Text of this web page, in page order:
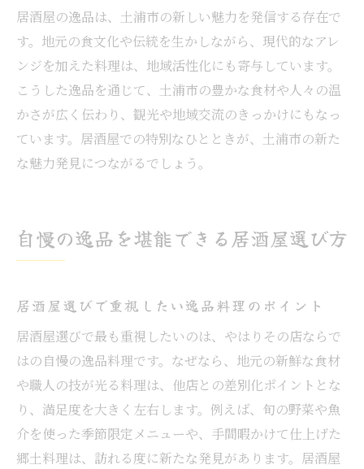
居酒屋のおしゃれ空間が人気の理由とは
美味しい逸品とともに味わうおしゃれ体験
居酒屋でSNS映えするひとときを満喫する
おしゃれ空間の居酒屋選びのポイント
コスパ抜群の居酒屋を探すならこの方法
コスパ重視で選ぶ土浦市の居酒屋術を解説
土浦/居酒屋安いお店の選び方とポイント
ランキング活用でコスパ抜群の居酒屋探し
居酒屋の逸品は、土浦市の新しい魅力を発信する存在で
す。地元の食文化や伝統を生かしながら、現代的なアレ
ンジを加えた料理は、地域活性化にも寄与しています。
こうした逸品を通じて、土浦市の豊かな食材や人々の温
かさが広く伝わり、観光や地域交流のきっかけにもなっ
ています。居酒屋での特別なひとときが、土浦市の新た
な魅力発見につながるでしょう。
自慢の逸品を堪能できる居酒屋選び方
居酒屋選びで重視したい逸品料理のポイント
居酒屋選びで最も重視したいのは、やはりその店ならで
はの自慢の逸品料理です。なぜなら、地元の新鮮な食材
や職人の技が光る料理は、他店との差別化ポイントとな
り、満足度を大きく左右します。例えば、旬の野菜や魚
介を使った季節限定メニューや、手間暇かけて仕上げた
郷土料理は、訪れる度に新たな発見があります。居酒屋